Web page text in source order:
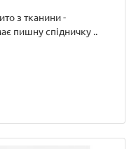
з тканини -
пишну спідничку ..